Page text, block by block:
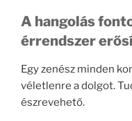
A hangolás
érrendszer
Egy zenész minden
véletlenre a dolgot.
észrevehető.